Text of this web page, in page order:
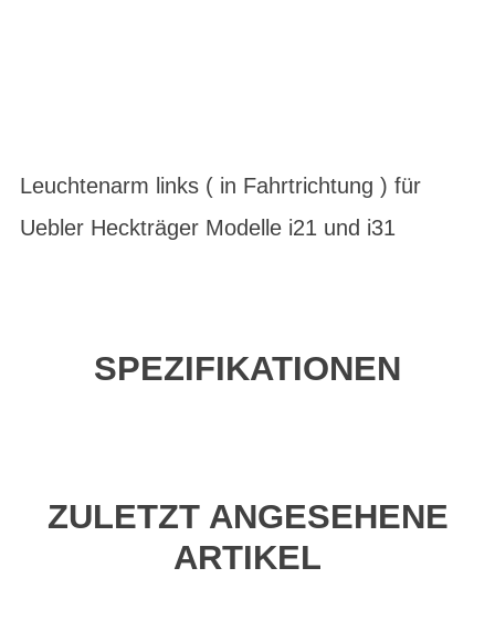
Leuchtenarm links ( in Fahrtrichtung ) für
Uebler Heckträger Modelle i21 und i31
SPEZIFIKATIONEN
ZULETZT ANGESEHENE
ARTIKEL